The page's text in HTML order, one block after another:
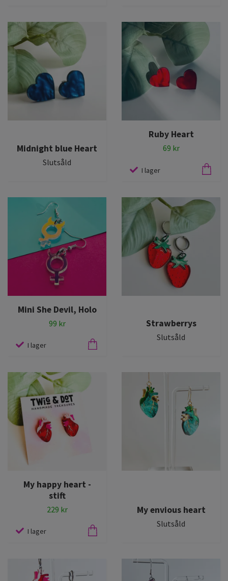
Midnight blue Heart
Slutsåld
Ruby Heart
69 kr
I lager
Mini She Devil, Holo
99 kr
I lager
Strawberrys
Slutsåld
My happy heart -
stift
229 kr
I lager
My envious heart
Slutsåld